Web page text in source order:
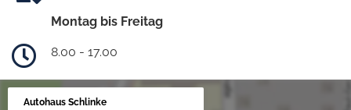
Montag bis Freitag
8.00 - 17.00
Autohaus Schlinke